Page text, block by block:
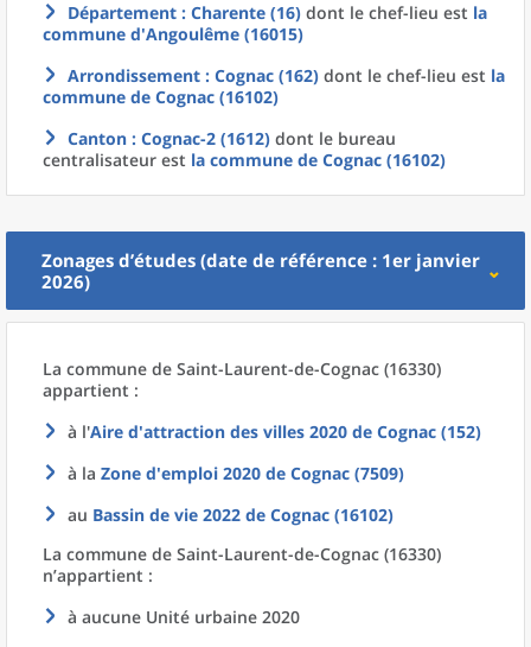
Département : Charente (16) dont le chef-lieu est la
commune d'Angoulême (16015)
Arrondissement : Cognac (162) dont le chef-lieu est la
commune de Cognac (16102)
Canton : Cognac-2 (1612) dont le bureau
centralisateur est la commune de Cognac (16102)
Zonages d’études (date de référence : 1er janvier
2026)
La commune de Saint-Laurent-de-Cognac (16330)
appartient :
à l'Aire d'attraction des villes 2020 de Cognac (152)
à la Zone d'emploi 2020 de Cognac (7509)
au Bassin de vie 2022 de Cognac (16102)
La commune de Saint-Laurent-de-Cognac (16330)
n’appartient :
à aucune Unité urbaine 2020